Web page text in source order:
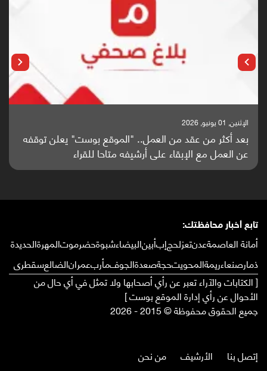
الإثنين, 01 يونيو, 2026
بعد أكثر من عقد من العمل.. "الموقع بوست" يعلن توقفه
عن العمل مع الإبقاء على أرشيفه متاحا للقراء
تابع أخبار محافظتك:
أمانة العاصمةعدنتعزلحجإبأبينالبيضاءشبوةحضرموتالمهرةالحديدة
ذمارصنعاءريمةالمحويتحجةصعدةالجوفمأربعمرانالضالعسقطرى
[ الكتابات والآراء تعبر عن رأي أصحابها ولا تمثل في أي حال من
الأحوال عن رأي إدارة الموقع بوست ]
جميع الحقوق محفوظة © 2015 - 2026
إتصل بنا الأرشيف من نحن